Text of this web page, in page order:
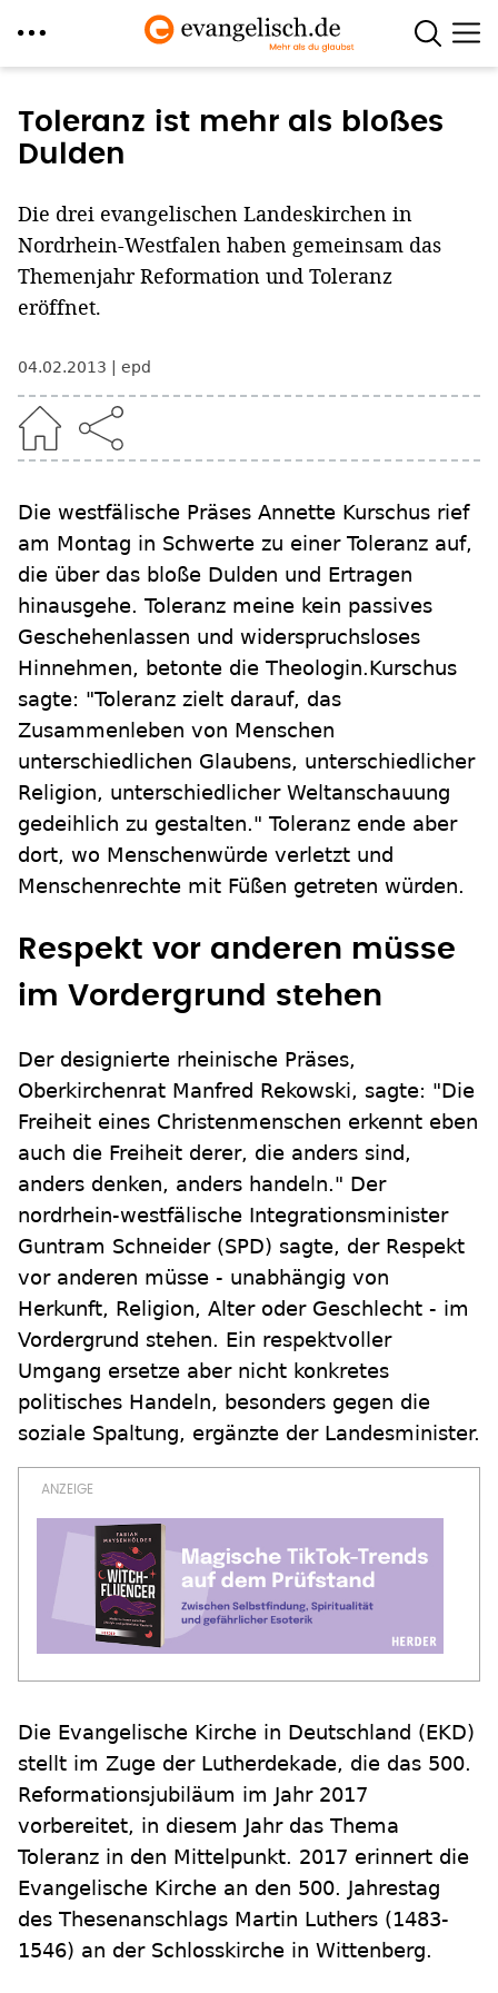
zum
Inhalt
Toleranz ist mehr als bloßes
Dulden
Die drei evangelischen Landeskirchen in
Nordrhein-Westfalen haben gemeinsam das
Themenjahr Reformation und Toleranz
eröffnet.
04.02.2013 epd
Die westfälische Präses Annette Kurschus rief
am Montag in Schwerte zu einer Toleranz auf,
die über das bloße Dulden und Ertragen
hinausgehe. Toleranz meine kein passives
Geschehenlassen und widerspruchsloses
Hinnehmen, betonte die Theologin.Kurschus
sagte: "Toleranz zielt darauf, das
Zusammenleben von Menschen
unterschiedlichen Glaubens, unterschiedlicher
Religion, unterschiedlicher Weltanschauung
gedeihlich zu gestalten." Toleranz ende aber
dort, wo Menschenwürde verletzt und
Menschenrechte mit Füßen getreten würden.
Respekt vor anderen müsse
im Vordergrund stehen
Der designierte rheinische Präses,
Oberkirchenrat Manfred Rekowski, sagte: "Die
Freiheit eines Christenmenschen erkennt eben
auch die Freiheit derer, die anders sind,
anders denken, anders handeln." Der
nordrhein-westfälische Integrationsminister
Guntram Schneider (SPD) sagte, der Respekt
vor anderen müsse - unabhängig von
Herkunft, Religion, Alter oder Geschlecht - im
Vordergrund stehen. Ein respektvoller
Umgang ersetze aber nicht konkretes
politisches Handeln, besonders gegen die
soziale Spaltung, ergänzte der Landesminister.
Die Evangelische Kirche in Deutschland (EKD)
stellt im Zuge der Lutherdekade, die das 500.
Reformationsjubiläum im Jahr 2017
vorbereitet, in diesem Jahr das Thema
Toleranz in den Mittelpunkt. 2017 erinnert die
Evangelische Kirche an den 500. Jahrestag
des Thesenanschlags Martin Luthers (1483-
1546) an der Schlosskirche in Wittenberg.